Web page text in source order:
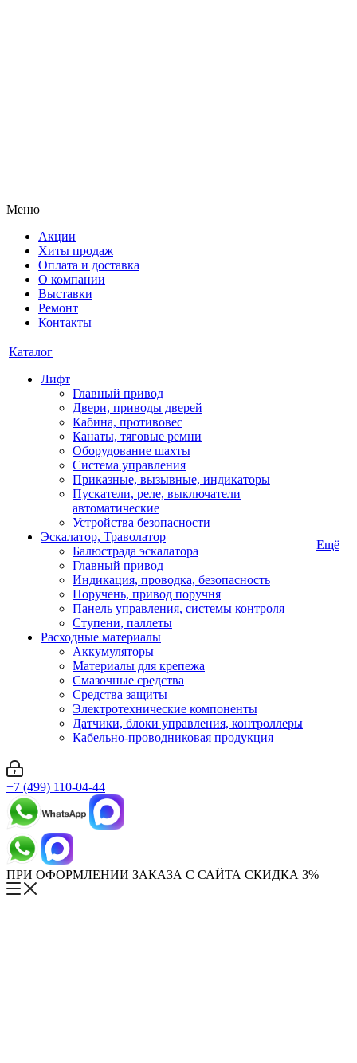
Меню
Акции
Хиты продаж
Оплата и доставка
О компании
Выставки
Ремонт
Контакты
Каталог
Лифт
Главный привод
Двери, приводы дверей
Кабина, противовес
Канаты, тяговые ремни
Оборудование шахты
Система управления
Приказные, вызывные, индикаторы
Пускатели, реле, выключатели
автоматические
Устройства безопасности
Эскалатор, Траволатор
Балюстрада эскалатора
Главный привод
Индикация, проводка, безопасность
Поручень, привод поручня
Панель управления, системы контроля
Ступени, паллеты
Расходные материалы
Аккумуляторы
Материалы для крепежа
Смазочные средства
Средства защиты
Электротехнические компоненты
Датчики, блоки управления, контроллеры
Кабельно-проводниковая продукция
Ещё
+7 (499) 110-04-44
ПРИ ОФОРМЛЕНИИ ЗАКАЗА С САЙТА СКИДКА 3%